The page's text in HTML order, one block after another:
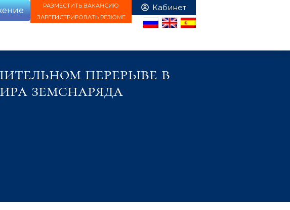
РАЗМЕСТИТЬ ВАКАНСИЮ
ЗАРЕГИСТРИРОВАТЬ РЕЗЮМЕ
перерыве в
земснаряда